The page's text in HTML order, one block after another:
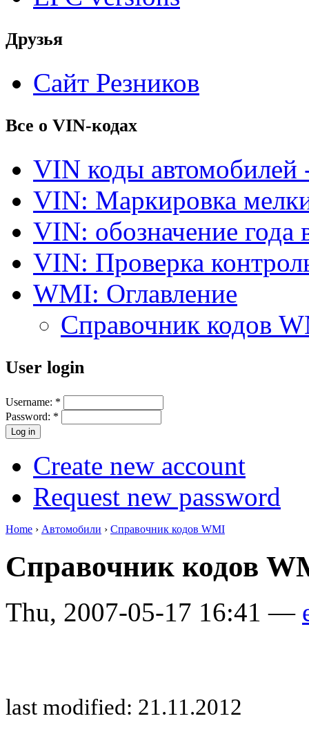
Друзья
Сайт Резников
Все о VIN-кодах
VIN коды автомобилей
VIN: Маркировка
VIN: обозначение года
VIN: Проверка
WMI: Оглавление
Справочник кодов
User login
Username: *
Password: *
Create new account
Request new password
Home › Автомобили › Справочник кодов WMI
Справочник кодов
Thu, 2007-05-17 16:41 —
last modified: 21.11.2012